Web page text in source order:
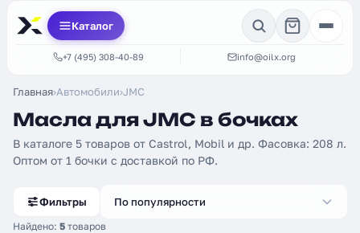
Каталог
+7 (495) 308-40-89 info@oilx.org
Главная›Автомобили›JMC
Масла для JMC в бочках
В каталоге 5 товаров от Castrol, Mobil и др. Фасовка: 208 л.
Оптом от 1 бочки с доставкой по РФ.
Фильтры
Найдено: 5 товаров
По популярности